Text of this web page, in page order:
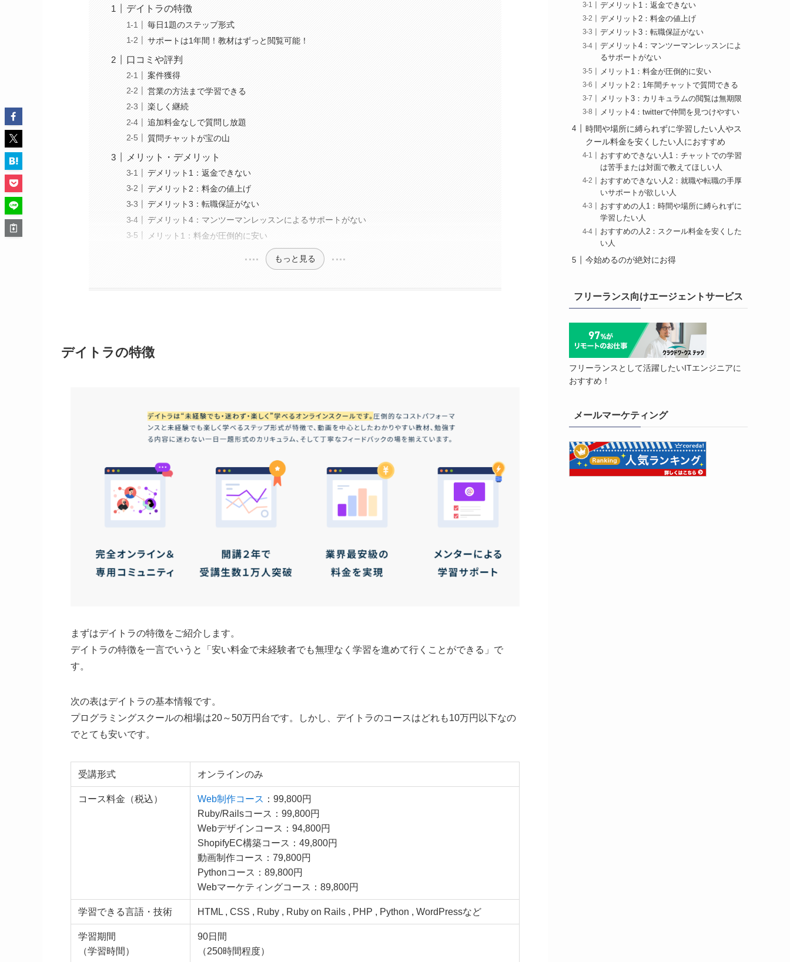
デイトラの特徴
毎日1題のステップ形式
サポートは1年間！教材はずっと閲覧可能！
口コミや評判
案件獲得
営業の方法まで学習できる
楽しく継続
追加料金なしで質問し放題
質問チャットが宝の山
メリット・デメリット
デメリット1：返金できない
デメリット2：料金の値上げ
デメリット3：転職保証がない
デメリット4：マンツーマンレッスンによるサポートがない
メリット1：料金が圧倒的に安い
もっと見る
デイトラの特徴
まずはデイトラの特徴をご紹介します。
デイトラの特徴を一言でいうと「安い料金で未経験者でも無理なく学習を進めて行くことができる」で
す。
次の表はデイトラの基本情報です。
プログラミングスクールの相場は20～50万円台です。しかし、デイトラのコースはどれも10万円以下なの
でとても安いです。
受講形式 オンラインのみ
コース料金（税込） Web制作コース ：99,800円
Ruby/Railsコース：99,800円
Webデザインコース：94,800円
ShopifyEC構築コース：49,800円
動画制作コース：79,800円
Pythonコース：89,800円
Webマーケティングコース：89,800円
学習できる言語・技術 HTML , CSS , Ruby , Ruby on Rails , PHP , Python , WordPressなど
学習期間
（学習時間）
90日間
（250時間程度）
デメリット1：返金できない
デメリット2：料金の値上げ
デメリット3：転職保証がない
デメリット4：マンツーマンレッスンによ
るサポートがない
メリット1：料金が圧倒的に安い
メリット2：1年間チャットで質問できる
メリット3：カリキュラムの閲覧は無期限
メリット4：twitterで仲間を見つけやすい
時間や場所に縛られずに学習したい人やス
クール料金を安くしたい人におすすめ
おすすめできない人1：チャットでの学習
は苦手または対面で教えてほしい人
おすすめできない人2：就職や転職の手厚
いサポートが欲しい人
おすすめの人1：時間や場所に縛られずに
学習したい人
おすすめの人2：スクール料金を安くした
い人
今始めるのが絶対にお得
フリーランス向けエージェントサービス
フリーランスとして活躍したいITエンジニアに
おすすめ！
メールマーケティング